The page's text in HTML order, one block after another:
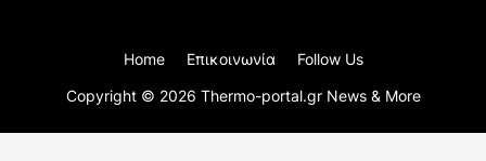
Copyright © 2026 Thermo-portal.gr News & More
Home Επικοινωνία Follow Us